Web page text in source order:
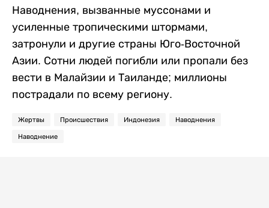
Наводнения, вызванные муссонами и
усиленные тропическими штормами,
затронули и другие страны Юго-Восточной
Азии. Сотни людей погибли или пропали без
вести в Малайзии и Таиланде; миллионы
пострадали по всему региону.
Жертвы Происшествия Индонезия Наводнения
Наводнение